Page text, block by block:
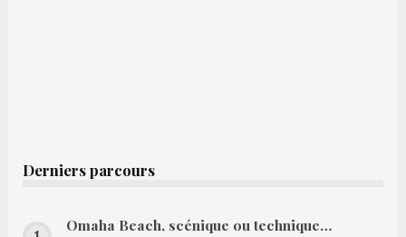
Derniers parcours
Omaha Beach, scénique ou technique…